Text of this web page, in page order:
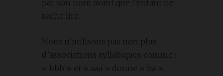
par son nom avant que l’enfant ne
sache lire.
Nous n’utilisons pas non plus
d’associations syllabiques comme :
« bbb » et « aaa » donne « ba ».